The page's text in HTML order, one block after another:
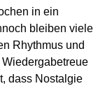
in ein
bleiben viele
Rhythmus und
dass Nostalgie